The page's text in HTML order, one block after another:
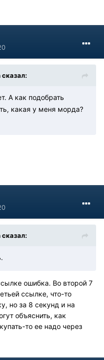
А как подобрать
какая у меня морда?
сказал:
ошибка. Во второй 7
ссылке, что-то
но за 8 секунд и на
объяснить, как
то ее надо через